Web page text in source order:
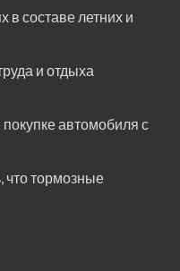
в составе летних и
и отдыха
автомобиля с
что тормозные